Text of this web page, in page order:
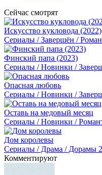
Сейчас смотрят
Искусство кукловода (2022)
Сериалы / Завершён /
Финский папа (2023)
Сериалы / Новинки /
Опасная любовь
Сериалы / Новинки /
Оставь на медовый месяц
Сериалы / Новинки /
Дом королевы
Сериалы / Драма / Дорамы
Комментируют